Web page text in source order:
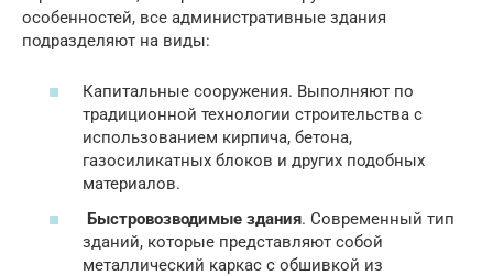
особенностей, все административные здания
подразделяют на виды:
Капитальные сооружения. Выполняют по
традиционной технологии строительства с
использованием кирпича, бетона,
газосиликатных блоков и других подобных
материалов.
Быстровозводимые здания. Современный тип
зданий, которые представляют собой
металлический каркас с обшивкой из